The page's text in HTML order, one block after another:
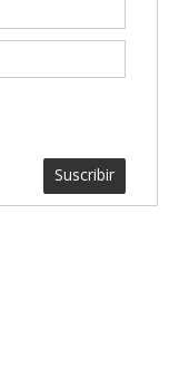
Suscribir